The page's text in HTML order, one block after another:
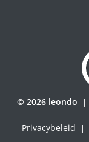
© 2026 leondo |
Privacybeleid |